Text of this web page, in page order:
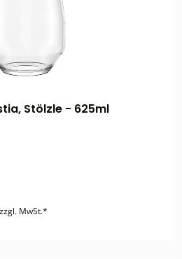
Stölzle - 625ml
MwSt.*